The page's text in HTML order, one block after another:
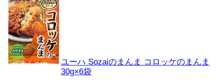
ユーハ Sozaiのまんま コロッケのまんま
30g×6袋